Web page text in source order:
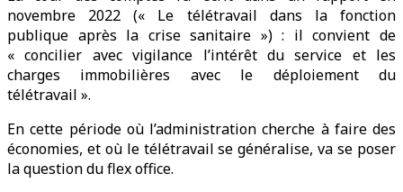
novembre 2022 (« Le télétravail dans la fonction
publique après la crise sanitaire ») : il convient de
« concilier avec vigilance l’intérêt du service et les
charges immobilières avec le déploiement du
télétravail ».
En cette période où l’administration cherche à faire des
économies, et où le télétravail se généralise, va se poser
la question du flex office.